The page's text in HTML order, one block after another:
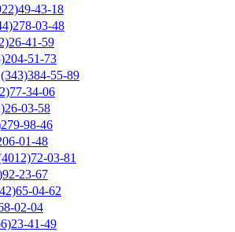
43-18
03-48
41-59
51-73
(343)384-55-89
34-06
03-58
98-46
01-48
03-81
23-67
04-62
02-04
41-49